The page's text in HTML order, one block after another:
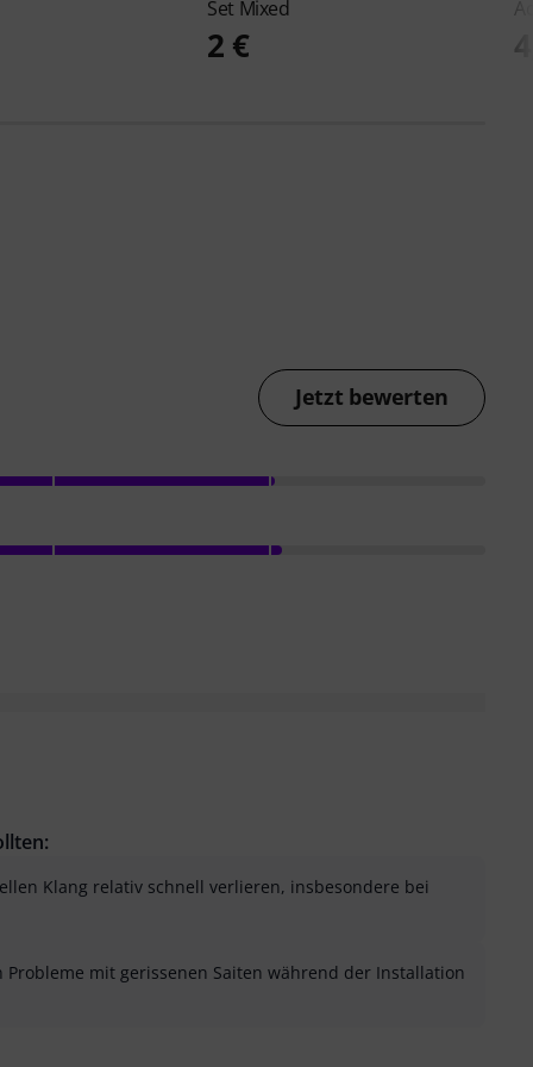
Set Mixed
2 €
Jetzt bewerten
Klang relativ schnell verlieren, insbesondere bei
mit gerissenen Saiten während der Installation